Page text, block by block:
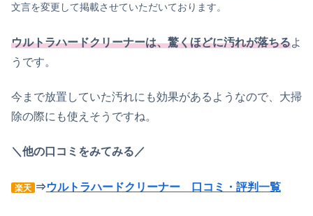
文言を変更して掲載させていただいております。
ウルトラハードクリーナーは、驚くほどに汚れが落ちるよ
うです。
今まで放置していた汚れにも効果があるようなので、大掃
除の際にも使えそうですね。
＼他の口コミをみてみる／
楽天 ⇒ウルトラハードクリーナー 口コミ・評判一覧